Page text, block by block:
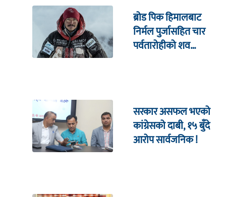
ब्रोड पिक हिमालबाट
निर्मल पुर्जासहित चार
पर्वतारोहीको शव
सरकार असफल भएको
कांग्रेसको दाबी, १५ बुँदे
आरोप सार्वजनिक !